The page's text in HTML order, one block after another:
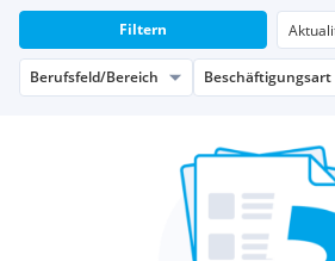
Filtern
Berufsfeld/Bereich Beschäftigungsart